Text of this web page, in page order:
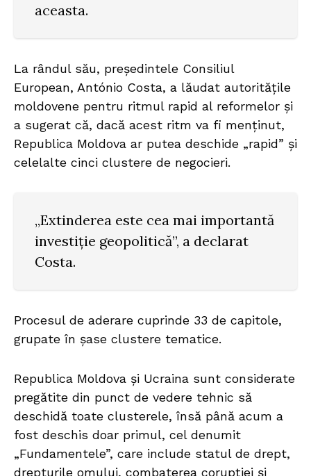
aceasta.
La rândul său, președintele Consiliul
European, António Costa, a lăudat autoritățile
moldovene pentru ritmul rapid al reformelor și
a sugerat că, dacă acest ritm va fi menținut,
Republica Moldova ar putea deschide „rapid” și
celelalte cinci clustere de negocieri.
„Extinderea este cea mai importantă
investiție geopolitică”, a declarat
Costa.
Procesul de aderare cuprinde 33 de capitole,
grupate în șase clustere tematice.
Republica Moldova și Ucraina sunt considerate
pregătite din punct de vedere tehnic să
deschidă toate clusterele, însă până acum a
fost deschis doar primul, cel denumit
„Fundamentele”, care include statul de drept,
drepturile omului, combaterea corupției și